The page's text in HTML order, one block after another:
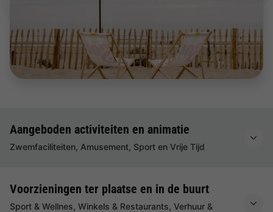
Aangeboden activiteiten en animatie
Zwemfaciliteiten, Amusement, Sport en Vrije Tijd
Voorzieningen ter plaatse en in de buurt
Sport & Wellnes, Winkels & Restaurants, Verhuur &